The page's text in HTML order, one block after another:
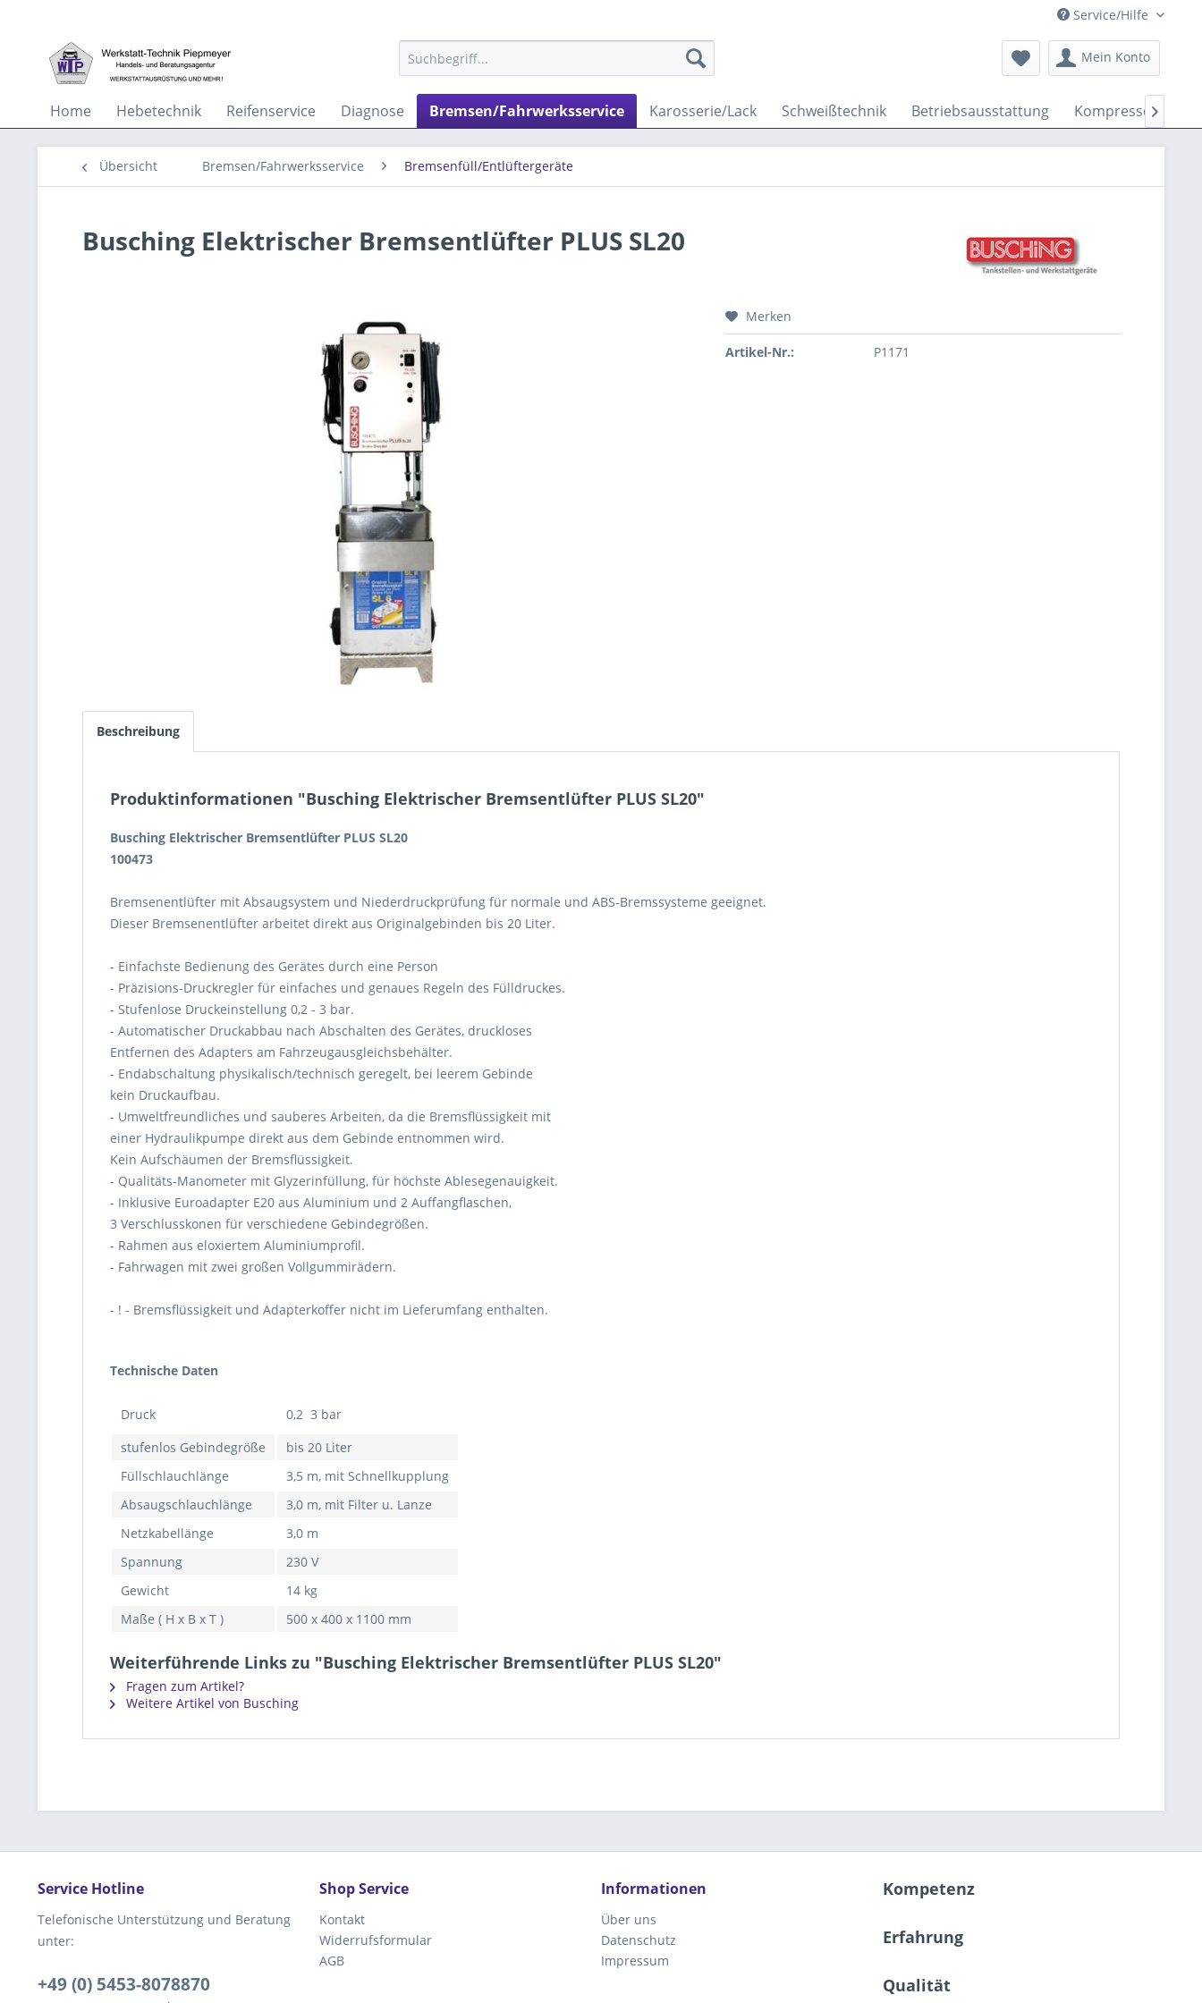
Service/Hilfe
Mein Konto
Home Hebetechnik Reifenservice Diagnose Bremsen/Fahrwerksservice Karosserie/Lack Schweißtechnik Betriebsausstattung Kompressoren

Übersicht Bremsen/Fahrwerksservice Bremsenfüll/Entlüftergeräte
Busching Elektrischer Bremsentlüfter PLUS SL20
Merken
Artikel-Nr.: P1171
Beschreibung
Produktinformationen "Busching Elektrischer Bremsentlüfter PLUS SL20"
Busching Elektrischer Bremsentlüfter PLUS SL20
100473
Bremsenentlüfter mit Absaugsystem und Niederdruckprüfung für normale und ABS-Bremssysteme geeignet.
Dieser Bremsenentlüfter arbeitet direkt aus Originalgebinden bis 20 Liter.
- Einfachste Bedienung des Gerätes durch eine Person
- Präzisions-Druckregler für einfaches und genaues Regeln des Fülldruckes.
- Stufenlose Druckeinstellung 0,2 - 3 bar.
- Automatischer Druckabbau nach Abschalten des Gerätes, druckloses
Entfernen des Adapters am Fahrzeugausgleichsbehälter.
- Endabschaltung physikalisch/technisch geregelt, bei leerem Gebinde
kein Druckaufbau.
- Umweltfreundliches und sauberes Arbeiten, da die Bremsflüssigkeit mit
einer Hydraulikpumpe direkt aus dem Gebinde entnommen wird.
Kein Aufschäumen der Bremsflüssigkeit.
- Qualitäts-Manometer mit Glyzerinfüllung, für höchste Ablesegenauigkeit.
- Inklusive Euroadapter E20 aus Aluminium und 2 Auffangflaschen,
3 Verschlusskonen für verschiedene Gebindegrößen.
- Rahmen aus eloxiertem Aluminiumprofil.
- Fahrwagen mit zwei großen Vollgummirädern.
- ! - Bremsflüssigkeit und Adapterkoffer nicht im Lieferumfang enthalten.
Technische Daten
Druck
0,2  3 bar
stufenlos Gebindegröße
bis 20 Liter
Füllschlauchlänge
3,5 m, mit Schnellkupplung
Absaugschlauchlänge
3,0 m, mit Filter u. Lanze
Netzkabellänge
3,0 m
Spannung
230 V
Gewicht
14 kg
Maße ( H x B x T )
500 x 400 x 1100 mm
Weiterführende Links zu "Busching Elektrischer Bremsentlüfter PLUS SL20"
Fragen zum Artikel?
Weitere Artikel von Busching
Service Hotline
Telefonische Unterstützung und Beratung
unter:
+49 (0) 5453-8078870
Shop Service
Kontakt
Widerrufsformular
AGB
Informationen
Über uns
Datenschutz
Impressum
Kompetenz
Erfahrung
Qualität